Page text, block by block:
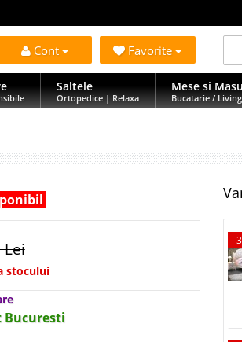
Cont Favorite
Saltele
Ortopedice | Relaxa
Mese si
Bucatarie / Living
Lei
stocului
-